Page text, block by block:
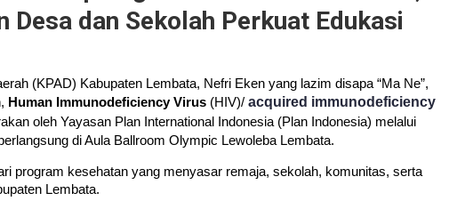
Desa dan Sekolah Perkuat Edukasi
(KPAD) Kabupaten Lembata, Nefri Eken yang lazim disapa “Ma Ne”,
Human Immunodeficiency Virus (HIV)/ acquired immunodeficiency
oleh Yayasan Plan International Indonesia (Plan Indonesia) melalui
di Aula Ballroom Olympic Lewoleba Lembata.
program kesehatan yang menyasar remaja, sekolah, komunitas, serta
Lembata.